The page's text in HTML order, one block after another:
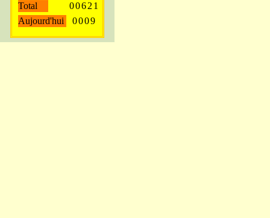
0062 1
Total
0009
Aujourd'hui